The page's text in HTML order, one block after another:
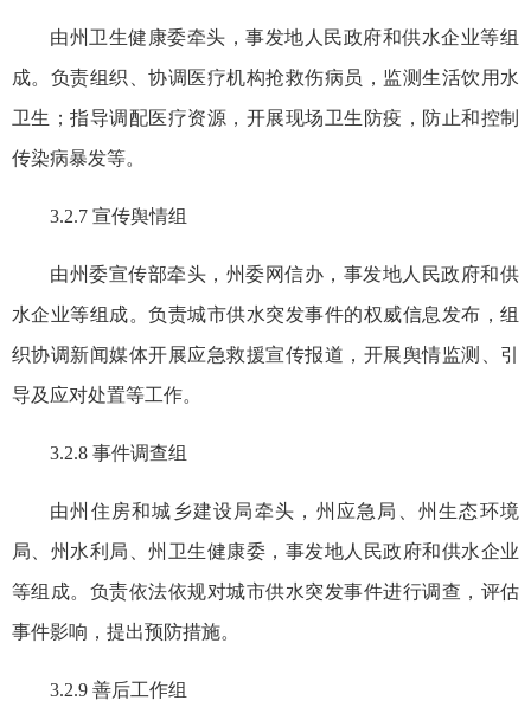
由州卫生健康委牵头，事发地人民政府和供水企业等组
成。负责组织、协调医疗机构抢救伤病员，监测生活饮用水
卫生；指导调配医疗资源，开展现场卫生防疫，防止和控制
传染病暴发等。
3.2.7 宣传舆情组
由州委宣传部牵头，州委网信办 ， 事发地人民政府和供
水企业等组成。负责城市供水突发事件的权威信息发布，组
织协调新闻媒体开展应急救援宣传报道，开展舆情监测、引
导及应对处置等工作。
3.2.8 事件调查组
由州住房和城乡建设局牵头，州应急局、州生态环境
局、州水利局、州卫生健康委 ， 事发地人民政府和供水企业
等组成。负责依法依规对城市供水突发事件进行调查，评估
事件影响，提出预防措施。
3.2.9 善后工作组